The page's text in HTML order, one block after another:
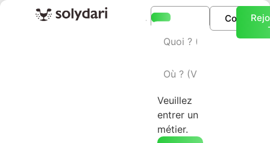
Veuillez
entrer un
métier.